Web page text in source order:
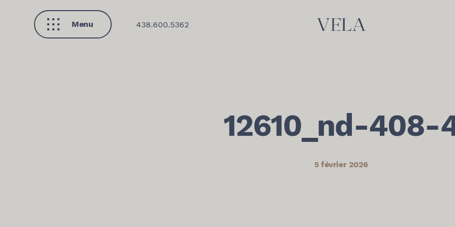
Menu
Fermer
438.600.5362
12610_nd-408-
5 février 2026